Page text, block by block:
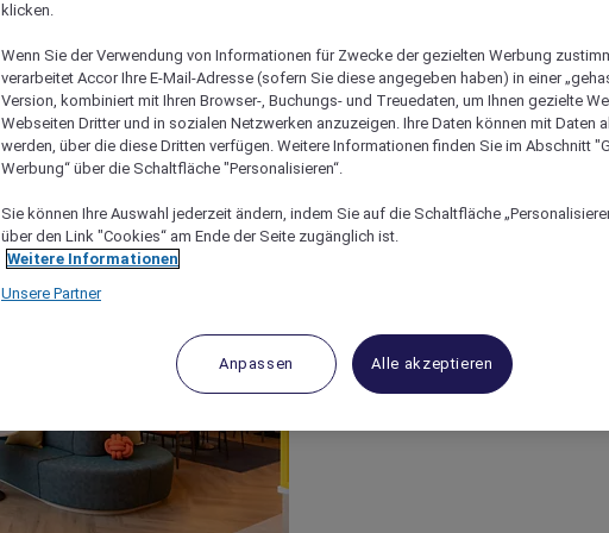
klicken.
Wenn Sie der Verwendung von Informationen für Zwecke der gezielten Werbung
verarbeitet Accor Ihre E-Mail-Adresse (sofern Sie diese angegeben haben) in einer
Version, kombiniert mit Ihren Browser-, Buchungs- und Treuedaten, um Ihnen gezielte
Webseiten Dritter und in sozialen Netzwerken anzuzeigen. Ihre Daten können mit Daten
werden, über die diese Dritten verfügen. Weitere Informationen finden Sie im Abschnitt
Werbung“ über die Schaltfläche "Personalisieren“.
Sie können Ihre Auswahl jederzeit ändern, indem Sie auf die Schaltfläche
über den Link "Cookies“ am Ende der Seite zugänglich ist.
Weitere Informationen
Unsere Partner
Anpassen Alle akzeptieren